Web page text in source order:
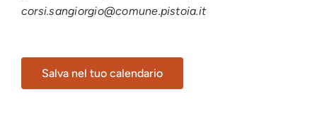
corsi.sangiorgio@comune.pistoia.it
Salva nel tuo calendario